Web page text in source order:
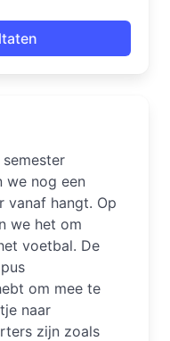
we nog een
vanaf hangt. Op
we het om
voetbal. De
om mee te
naar
zijn zoals